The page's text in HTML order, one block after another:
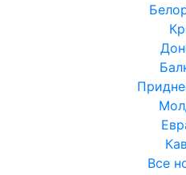
Все